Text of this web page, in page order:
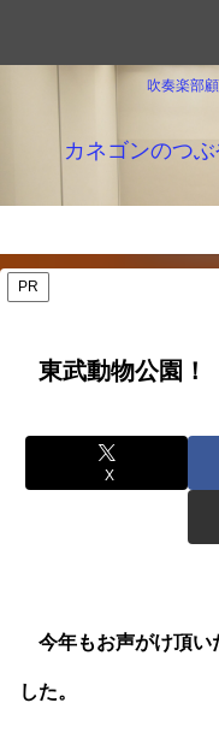
吹奏楽部
カネゴンのつ
PR
東武動物公園！
X
今年もお声がけ頂い
した。